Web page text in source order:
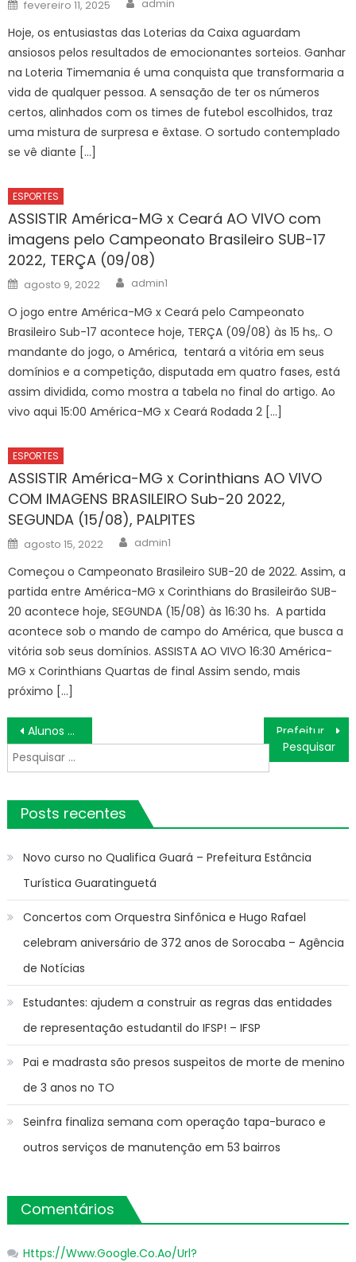
on
fevereiro 11, 2025 admin
Hoje, os entusiastas das Loterias da Caixa aguardam
ansiosos pelos resultados de emocionantes sorteios. Ganhar
na Loteria Timemania é uma conquista que transformaria a
vida de qualquer pessoa. A sensação de ter os números
certos, alinhados com os times de futebol escolhidos, traz
uma mistura de surpresa e êxtase. O sortudo contemplado
se vê diante […]
ESPORTES
ASSISTIR América-MG x Ceará AO VIVO com
imagens pelo Campeonato Brasileiro SUB-17
2022, TERÇA (09/08)
Posted
on
agosto 9, 2022 Author
admin1
O jogo entre América-MG x Ceará pelo Campeonato
Brasileiro Sub-17 acontece hoje, TERÇA (09/08) às 15 hs,. O
mandante do jogo, o América, tentará a vitória em seus
domínios e a competição, disputada em quatro fases, está
assim dividida, como mostra a tabela no final do artigo. Ao
vivo aqui 15:00 América-MG x Ceará Rodada 2 […]
ESPORTES
ASSISTIR América-MG x Corinthians AO VIVO
COM IMAGENS BRASILEIRO Sub-20 2022,
SEGUNDA (15/08), PALPITES
Posted
on
agosto 15, 2022 Author
admin1
Começou o Campeonato Brasileiro SUB-20 de 2022. Assim, a
partida entre América-MG x Corinthians do Brasileirão SUB-
20 acontece hoje, SEGUNDA (15/08) às 16:30 hs. A partida
acontece sob o mando de campo do América, que busca a
vitória sob seus domínios. ASSISTA AO VIVO 16:30 América-
MG x Corinthians Quartas de final Assim sendo, mais
próximo […]
Navegação
de
Post
Alunos da Rede Municipal de Ensino encenam Paixão de Cristo e relatam emoção de fazer parte do espetáculo
Prefeitura anuncia investimentos no Hospital Municipal
Pesquisar
por:
Posts recentes
Novo curso no Qualifica Guará – Prefeitura Estância
Turística Guaratinguetá
Concertos com Orquestra Sinfônica e Hugo Rafael
celebram aniversário de 372 anos de Sorocaba – Agência
de Notícias
Estudantes: ajudem a construir as regras das entidades
de representação estudantil do IFSP! – IFSP
Pai e madrasta são presos suspeitos de morte de menino
de 3 anos no TO
Seinfra finaliza semana com operação tapa-buraco e
outros serviços de manutenção em 53 bairros
Comentários
Https://Www.Google.Co.Ao/Url?